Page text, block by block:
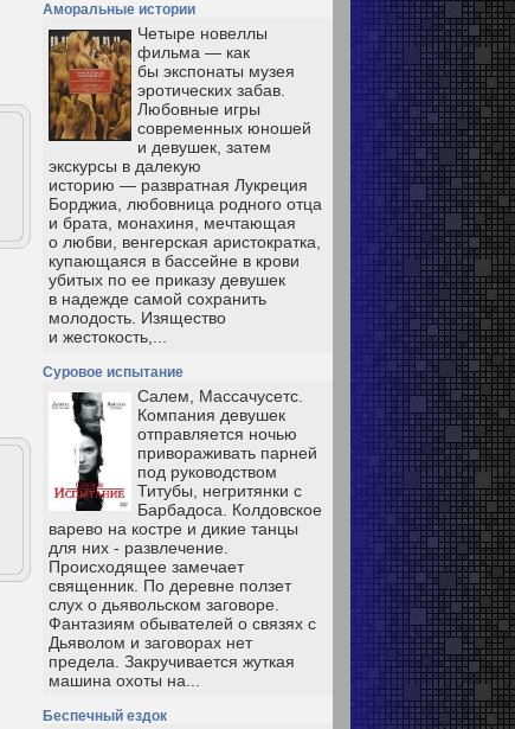
Аморальные истории
Четыре новеллы
фильма — как
бы экспонаты музея
эротических забав.
Любовные игры
современных юношей
и девушек, затем
экскурсы в далекую
историю — развратная Лукреция
Борджиа, любовница родного отца
и брата, монахиня, мечтающая
о любви, венгерская аристократка,
купающаяся в бассейне в крови
убитых по ее приказу девушек
в надежде самой сохранить
молодость. Изящество
и жестокость,...
Суровое испытание
Салем, Массачусетс.
Компания девушек
отправляется ночью
привораживать парней
под руководством
Титубы, негритянки с
Барбадоса. Колдовское
варево на костре и дикие танцы
для них - развлечение.
Происходящее замечает
священник. По деревне ползет
слух о дьявольском заговоре.
Фантазиям обывателей о связях с
Дьяволом и заговорах нет
предела. Закручивается жуткая
машина охоты на...
Беспечный ездок